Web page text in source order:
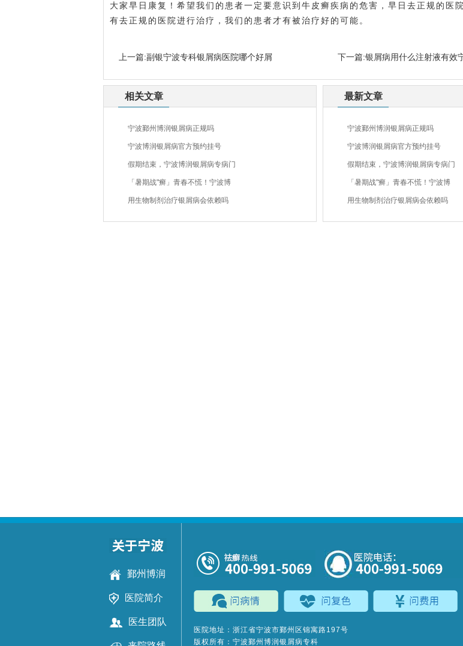
大家早日康复！希望我们的患者一定要意识到牛皮癣疾病的危害，早日去正规的医
有去正规的医院进行治疗，我们的患者才有被治疗好的可能。
上一篇:副银宁波专科银屑病医院哪个好屑 下一篇:银屑病用什么注射液有效
相关文章
宁波鄞州博润银屑病正规吗
宁波博润银屑病官方预约挂号
假期结束，宁波博润银屑病专病门
「暑期战"癣」青春不慌！宁波博
用生物制剂治疗银屑病会依赖吗
最新文章
宁波鄞州博润银屑病正规吗
宁波博润银屑病官方预约挂号
假期结束，宁波博润银屑病专病门
「暑期战"癣」青春不慌！宁波博
用生物制剂治疗银屑病会依赖吗
鄞州博润
医院简介
医生团队
医院地址：浙江省宁波市鄞州区锦寓路197号
版权所有：宁波鄞州博润银屑病专科